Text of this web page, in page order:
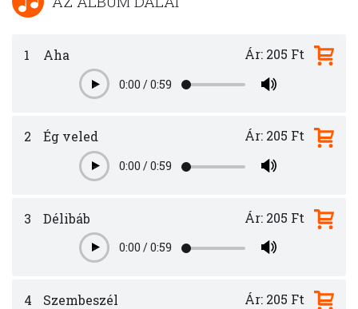
1 Aha
Play0:00 /0:59
Ár: 205 Ft
2 Ég veled
Play0:00 /0:59
Ár: 205 Ft
3 Délibáb
Play0:00 /0:59
Ár: 205 Ft
4 Szembeszél Ár: 205 Ft